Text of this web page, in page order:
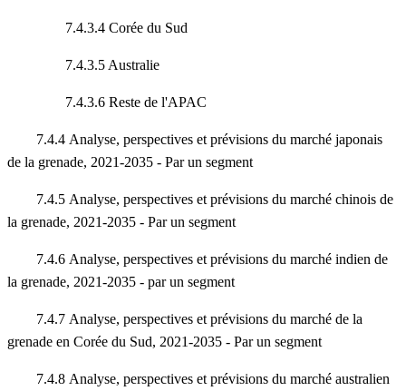
7.4.3.4 Corée du Sud
7.4.3.5 Australie
7.4.3.6 Reste de l'APAC
7.4.4 Analyse, perspectives et prévisions du marché japonais
de la grenade, 2021-2035 - Par un segment
7.4.5 Analyse, perspectives et prévisions du marché chinois de
la grenade, 2021-2035 - Par un segment
7.4.6 Analyse, perspectives et prévisions du marché indien de
la grenade, 2021-2035 - par un segment
7.4.7 Analyse, perspectives et prévisions du marché de la
grenade en Corée du Sud, 2021-2035 - Par un segment
7.4.8 Analyse, perspectives et prévisions du marché australien